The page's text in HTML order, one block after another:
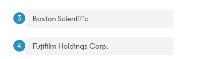
Boston Scientific
Fujifilm Holdings Corp.